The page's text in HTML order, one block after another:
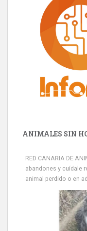
ANIMALES SIN
RED CANARIA DE
abandones y cuídale
animal perdido o en